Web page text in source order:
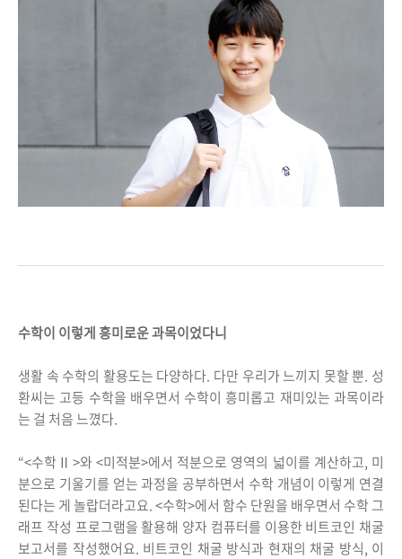
수학이 이렇게 흥미로운 과목이었다니
생활 속 수학의 활용도는 다양하다. 다만 우리가 느끼지 못할 뿐. 성
환씨는 고등 수학을 배우면서 수학이 흥미롭고 재미있는 과목이라
는 걸 처음 느꼈다.
“<수학Ⅱ>와 <미적분>에서 적분으로 영역의 넓이를 계산하고, 미
분으로 기울기를 얻는 과정을 공부하면서 수학 개념이 이렇게 연결
된다는 게 놀랍더라고요. <수학>에서 함수 단원을 배우면서 수학 그
래프 작성 프로그램을 활용해 양자 컴퓨터를 이용한 비트코인 채굴
보고서를 작성했어요. 비트코인 채굴 방식과 현재의 채굴 방식, 이